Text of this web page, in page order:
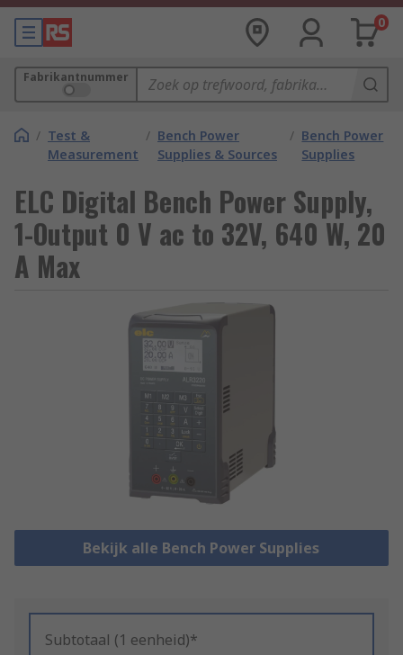
0
Fabrikantnummer
/ Test &
Measurement
/ Bench Power
Supplies & Sources
/ Bench Power
Supplies
ELC Digital Bench Power Supply,
1-Output 0 V ac to 32V, 640 W, 20
A Max
Bekijk alle Bench Power Supplies
Subtotaal (1 eenheid)*